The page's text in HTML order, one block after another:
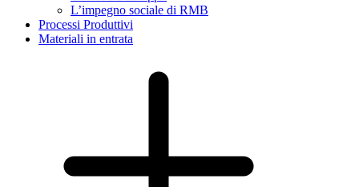
L’impegno sociale di RMB
Processi Produttivi
Materiali in entrata